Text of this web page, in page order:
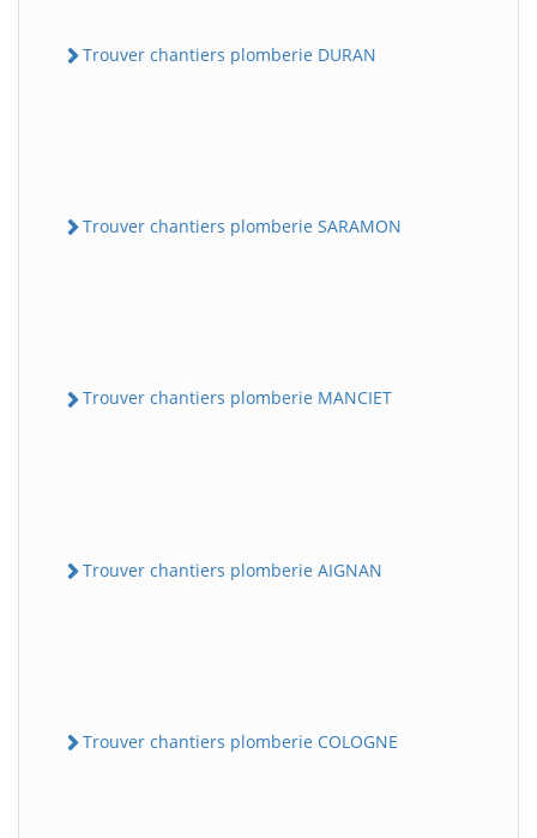
Trouver chantiers plomberie DURAN
Trouver chantiers plomberie SARAMON
Trouver chantiers plomberie MANCIET
Trouver chantiers plomberie AIGNAN
Trouver chantiers plomberie COLOGNE